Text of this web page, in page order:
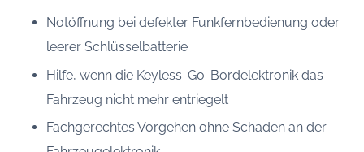
Notöffnung bei defekter Funkfernbedienung oder
leerer Schlüsselbatterie
Hilfe, wenn die Keyless-Go-Bordelektronik das
Fahrzeug nicht mehr entriegelt
Fachgerechtes Vorgehen ohne Schaden an der